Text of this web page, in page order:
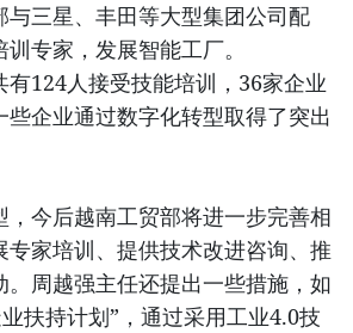
与三星、丰田等大型集团公司配
专家，发展智能工厂。
有124人接受技能培训，36家企业
企业通过数字化转型取得了突出
，今后越南工贸部将进一步完善相
专家培训、提供技术改进咨询、推
。周越强主任还提出一些措施，如
扶持计划”，通过采用工业4.0技